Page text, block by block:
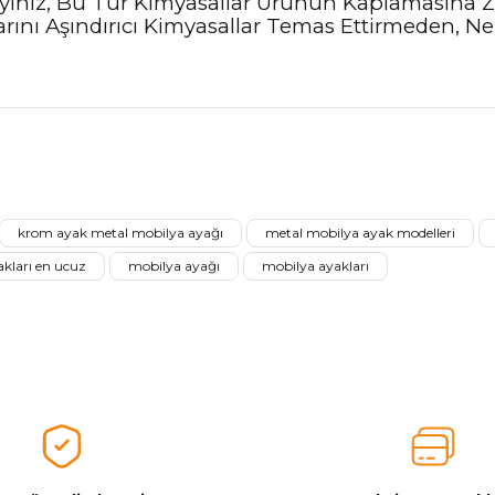
Aşındırıcı Kimyasallar Temas Ettirmeden,
Ürünü Değerlendir
krom ayak metal mobilya ayağı
metal mobilya ayak modelleri
en ucuz mobilya ayağı mobilya ayakları